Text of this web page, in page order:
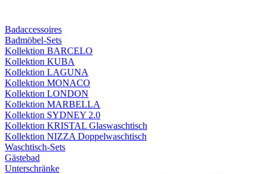
Badaccessoires
Badmöbel-Sets
Kollektion BARCELO
Kollektion KUBA
Kollektion LAGUNA
Kollektion MONACO
Kollektion LONDON
Kollektion MARBELLA
Kollektion SYDNEY 2.0
Kollektion KRISTAL Glaswaschtisch
Kollektion NIZZA Doppelwaschtisch
Waschtisch-Sets
Gästebad
Unterschränke